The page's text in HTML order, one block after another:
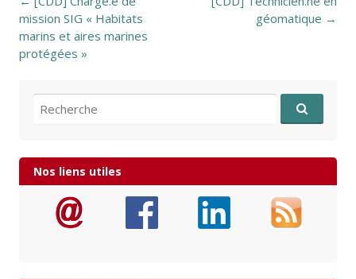
mission SIG « Habitats
marins et aires marines
protégées »
géomatique →
Recherche pour:
Nos liens utiles